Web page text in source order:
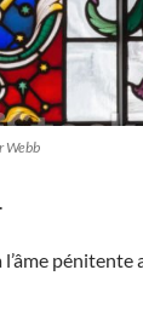
Webb
pénitente